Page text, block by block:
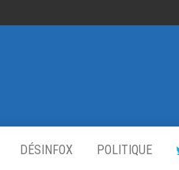
DÉSINFOX POLITIQUE